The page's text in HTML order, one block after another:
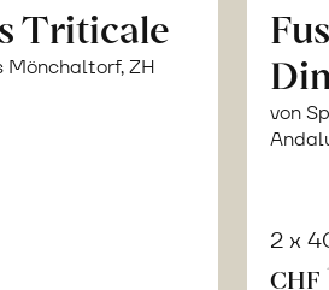
Triticale
Mönchaltorf, ZH
von
2 x
CHF